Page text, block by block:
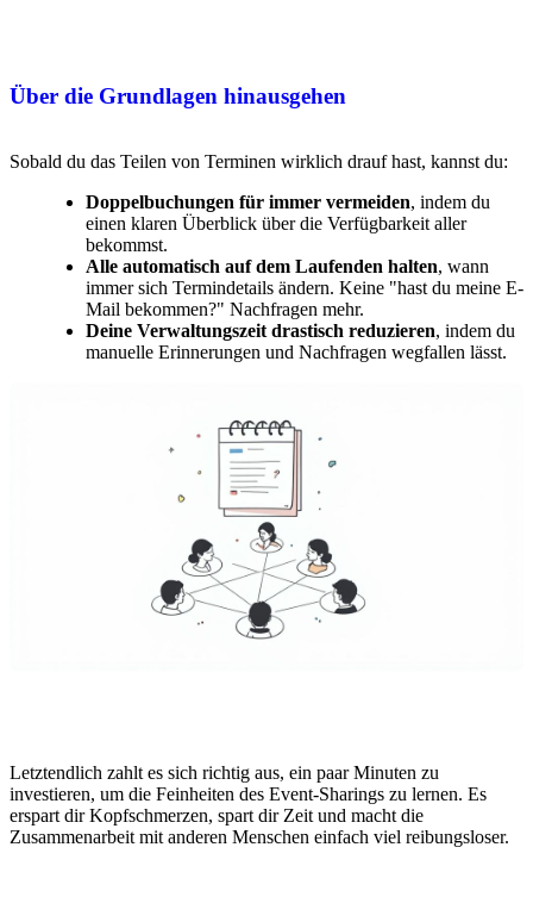
Über die Grundlagen hinausgehen
Sobald du das Teilen von Terminen wirklich drauf hast, kannst du:
Doppelbuchungen für immer vermeiden, indem du
einen klaren Überblick über die Verfügbarkeit aller
bekommst.
Alle automatisch auf dem Laufenden halten, wann
immer sich Termindetails ändern. Keine "hast du meine E-
Mail bekommen?" Nachfragen mehr.
Deine Verwaltungszeit drastisch reduzieren, indem du
manuelle Erinnerungen und Nachfragen wegfallen lässt.
Letztendlich zahlt es sich richtig aus, ein paar Minuten zu
investieren, um die Feinheiten des Event-Sharings zu lernen. Es
erspart dir Kopfschmerzen, spart dir Zeit und macht die
Zusammenarbeit mit anderen Menschen einfach viel reibungsloser.